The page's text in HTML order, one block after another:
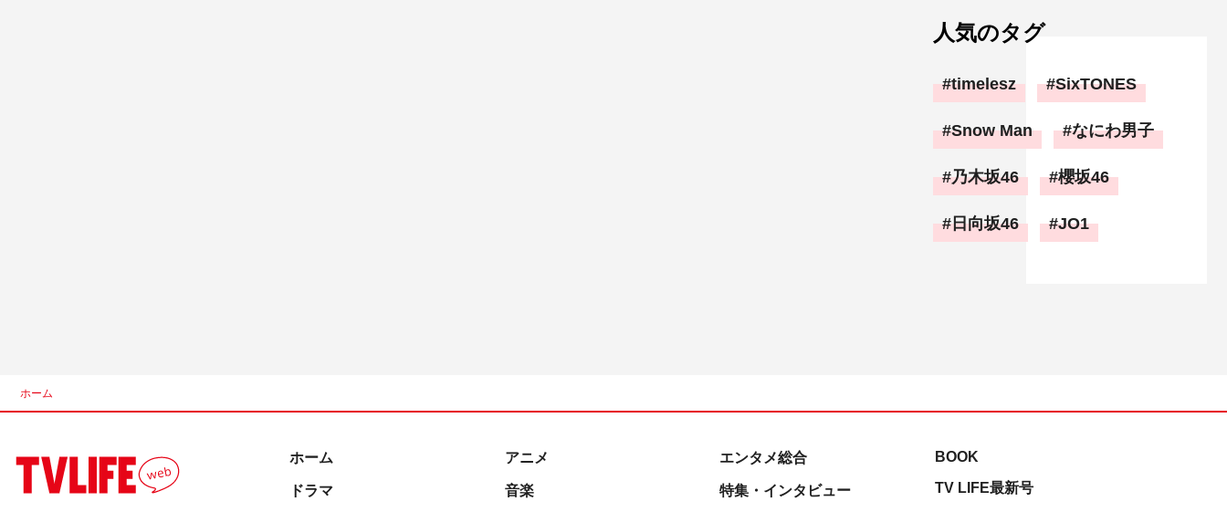
人気のタグ
timelesz SixTONES
Snow Man なにわ男子
乃木坂46 櫻坂46
日向坂46 JO1
ホーム
ホーム
ドラマ
アニメ
音楽
エンタメ総合
特集・インタビュー
BOOK
TV LIFE最新号